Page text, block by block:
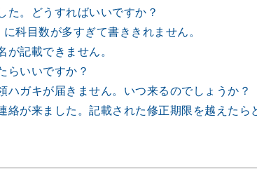
た。どうすればいいですか？
科目数が多すぎて書ききれません。
記載できません。
らいいですか？
ハガキが届きません。いつ来るのでしょうか？
絡が来ました。記載された修正期限を越えたら